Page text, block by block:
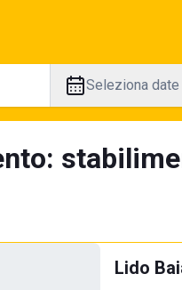
Seleziona date
Lido